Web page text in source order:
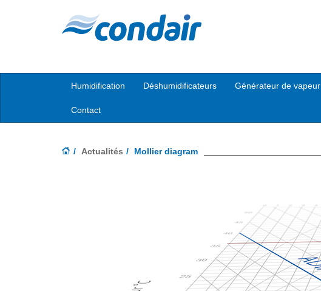
Humidification Déshumidificateurs Générateur de vapeur
Contact
Actualités Mollier diagram